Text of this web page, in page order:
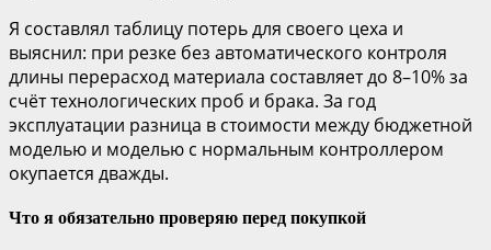
Я составлял таблицу потерь для своего цеха и
выяснил: при резке без автоматического контроля
длины перерасход материала составляет до 8–10% за
счёт технологических проб и брака. За год
эксплуатации разница в стоимости между бюджетной
моделью и моделью с нормальным контроллером
окупается дважды.
Что я обязательно проверяю перед покупкой